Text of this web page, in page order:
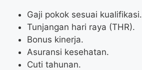
Gaji pokok sesuai kualifikasi.
Tunjangan hari raya (THR).
Bonus kinerja.
Asuransi kesehatan.
Cuti tahunan.